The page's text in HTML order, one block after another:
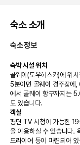
숙소 소개
숙소정보
숙박 시설 위치
골웨이(도우히스카)에 위
5분이면 골웨이 경주장에
에서 골웨이 항구까지는
도 있습니다.
객실
평면 TV 시청이 가능한
을 이용하실 수 있습니다.
드라이어 등이 마련되어